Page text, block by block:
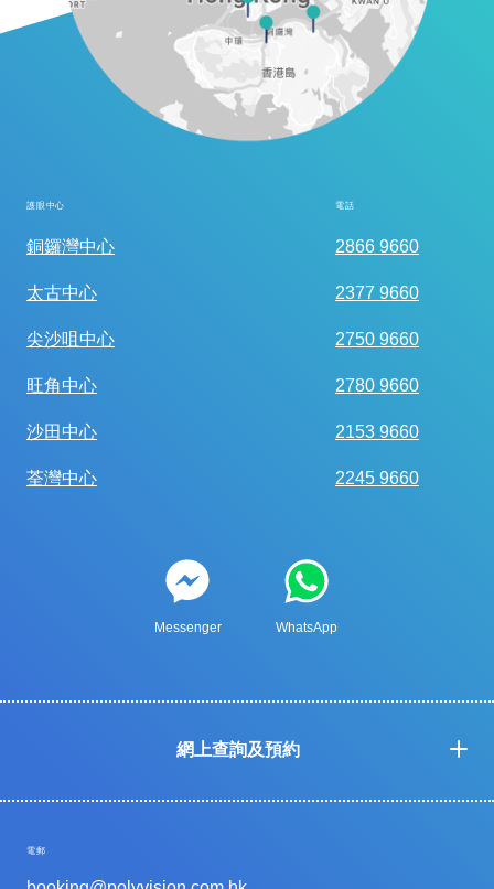
護眼中心 電話
銅鑼灣中心 2866 9660
太古中心 2377 9660
尖沙咀中心 2750 9660
旺角中心 2780 9660
沙田中心 2153 9660
荃灣中心 2245 9660
Messenger WhatsApp
網上查詢及預約
電郵